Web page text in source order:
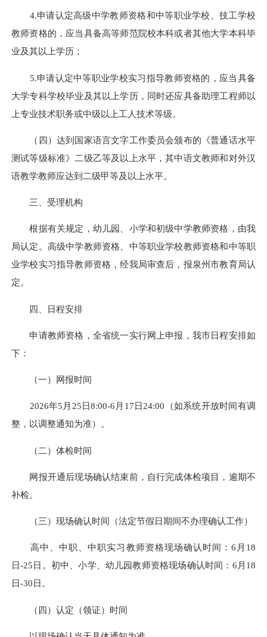
4.申请认定高级中学教师资格和中等职业学校、技工学校
教师资格的，应当具备高等师范院校本科或者其他大学本科毕
业及其以上学历；
5.申请认定中等职业学校实习指导教师资格的，应当具备
大学专科学校毕业及其以上学历，同时还应具备助理工程师以
上专业技术职务或中级以上工人技术等级。
（四）达到国家语言文字工作委员会颁布的《普通话水平
测试等级标准》二级乙等及以上水平，其中语文教师和对外汉
语教学教师应达到二级甲等及以上水平。
三、受理机构
根据有关规定，幼儿园、小学和初级中学教师资格，由我
局认定。高级中学教师资格、中等职业学校教师资格和中等职
业学校实习指导教师资格，经我局审查后，报泉州市教育局认
定。
四、日程安排
申请教师资格，全省统一实行网上申报，我市日程安排如
下：
（一）网报时间
2026年5月25日8:00-6月17日24:00（如系统开放时间有调
整，以调整通知为准）。
（二）体检时间
网报开通后现场确认结束前，自行完成体检项目，逾期不
补检。
（三）现场确认时间（法定节假日期间不办理确认工作）
高中 、中职、中职实习教师资格现场确认时间：6月18
日-25日。初中、小学、幼儿园教师资格现场确认时间：6月18
日-30日。
（四）认定（领证）时间